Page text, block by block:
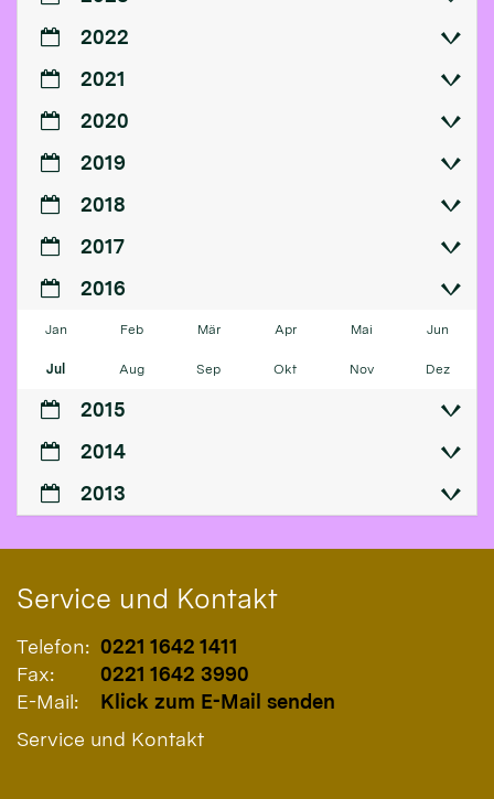
2022
2021
2020
2019
2018
2017
2016
Jan Feb Mär Apr Mai Jun
Jul Aug Sep Okt Nov Dez
2015
2014
2013
Service und Kontakt
Telefon: 0221 1642 1411
Fax:
0221 1642 3990
E-Mail:
Klick zum E-Mail senden
Service und Kontakt